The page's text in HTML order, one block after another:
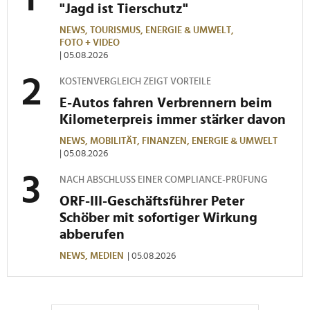
"Jagd ist Tierschutz"
NEWS, TOURISMUS, ENERGIE & UMWELT,
FOTO + VIDEO
| 05.08.2026
KOSTENVERGLEICH ZEIGT VORTEILE
E-Autos fahren Verbrennern beim
Kilometerpreis immer stärker davon
NEWS, MOBILITÄT, FINANZEN, ENERGIE & UMWELT
| 05.08.2026
NACH ABSCHLUSS EINER COMPLIANCE-PRÜFUNG
ORF-III-Geschäftsführer Peter
Schöber mit sofortiger Wirkung
abberufen
NEWS, MEDIEN | 05.08.2026